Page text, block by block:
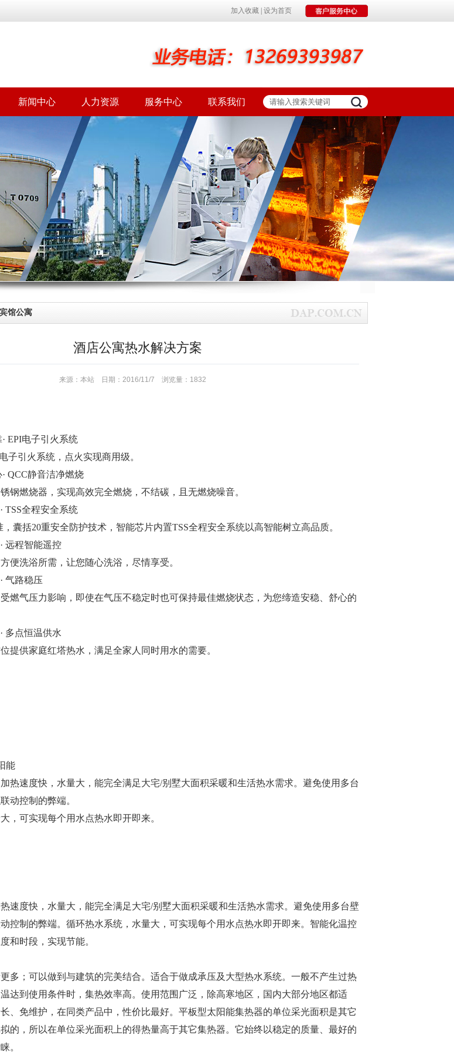
加入收藏 设为首页
新闻中心 人力资源 服务中心 联系我们
宾馆公寓
酒店公寓热水解决方案
来源：本站 日期：2016/11/7 浏览量：1832
· EPI电子引火系统
子引火系统，点火实现商用级。
· QCC静音洁净燃烧
钢燃烧器，实现高效完全燃烧，不结碳，且无燃烧噪音。
TSS全程安全系统
囊括20重安全防护技术，智能芯片内置TSS全程安全系统以高智能树立高品质。
远程智能遥控
便洗浴所需，让您随心洗浴，尽情享受。
气路稳压
燃气压力影响，即使在气压不稳定时也可保持最佳燃烧状态，为您缔造安稳、舒心的
多点恒温供水
提供家庭红塔热水，满足全家人同时用水的需要。
能
热速度快，水量大，能完全满足大宅/别墅大面积采暖和生活热水需求。避免使用多台
动控制的弊端。
，可实现每个用水点热水即开即来。
速度快，水量大，能完全满足大宅/别墅大面积采暖和生活热水需求。避免使用多台壁
控制的弊端。循环热水系统，水量大，可实现每个用水点热水即开即来。智能化温控
和时段，实现节能。
多；可以做到与建筑的完美结合。适合于做成承压及大型热水系统。一般不产生过热
达到使用条件时，集热效率高。使用范围广泛，除高寒地区，国内大部分地区都适
、免维护，在同类产品中，性价比最好。平板型太阳能集热器的单位采光面积是其它
的，所以在单位采光面积上的得热量高于其它集热器。它始终以稳定的质量、最好的
。